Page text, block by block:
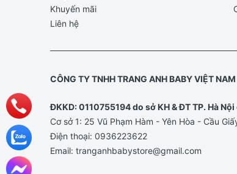
Khuyến mãi
Liên hệ
CÔNG TY TNHH TRANG ANH BABY VIỆT NAM
ĐKKD: 0110755194 do sở KH & ĐT TP. Hà
Cơ sở 1: 25 Vũ Phạm Hàm - Yên Hòa - Cầu
Điện thoại: 0936223622
Email: tranganhbabystore@gmail.com